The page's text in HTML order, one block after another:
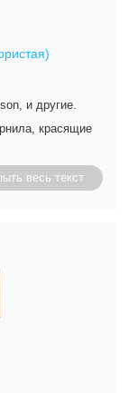
и другие.
красящие
весь текст